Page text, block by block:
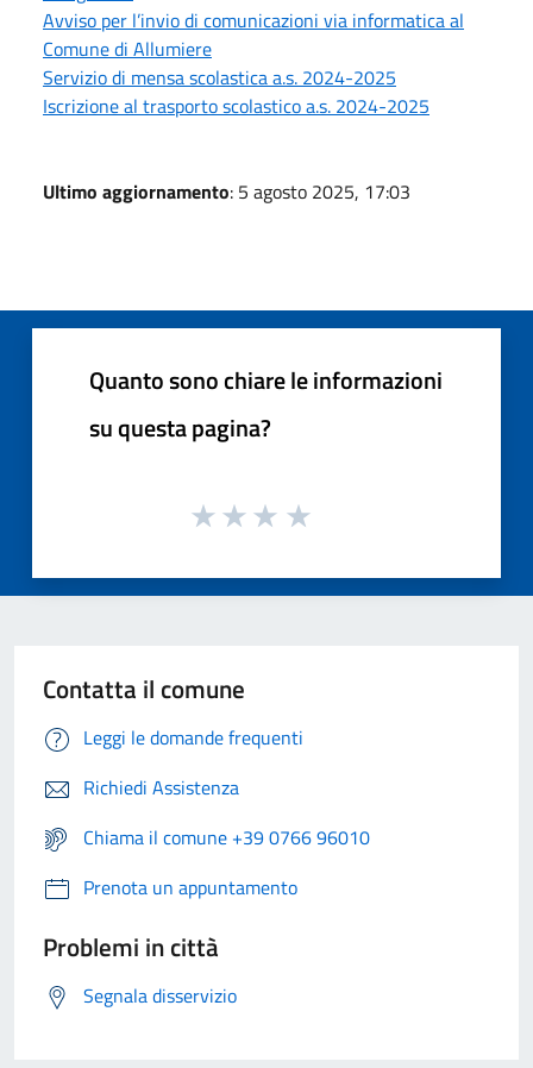
Avviso per l’invio di comunicazioni via informatica al
Comune di Allumiere
Servizio di mensa scolastica a.s. 2024-2025
Iscrizione al trasporto scolastico a.s. 2024-2025
Ultimo aggiornamento: 5 agosto 2025, 17:03
Quanto sono chiare le informazioni
su questa pagina?
Contatta il comune
Leggi le domande frequenti
Richiedi Assistenza
Chiama il comune +39 0766 96010
Prenota un appuntamento
Problemi in città
Segnala disservizio